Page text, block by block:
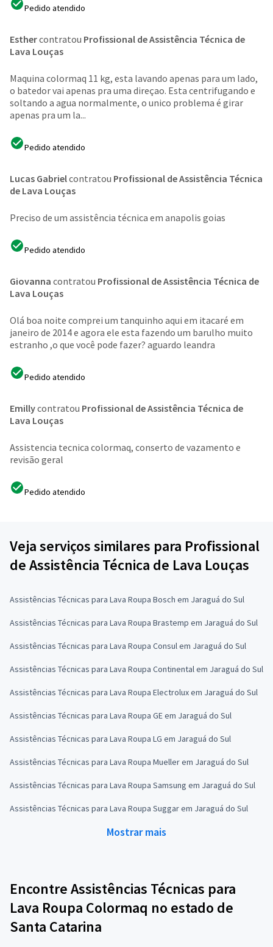
Pedido atendido
Esthercontratou Profissional de Assistência Técnica de
Lava Louças
Maquina colormaq 11 kg, esta lavando apenas para um lado,
o batedor vai apenas pra uma direçao. Esta centrifugando e
soltando a agua normalmente, o unico problema é girar
apenas pra um la...
Pedido atendido
Lucas Gabrielcontratou Profissional de Assistência Técnica
de Lava Louças
Preciso de um assistência técnica em anapolis goias
Pedido atendido
Giovanna contratou Profissional de Assistência Técnica de
Lava Louças
Olá boa noite comprei um tanquinho aqui em itacaré em
janeiro de 2014 e agora ele esta fazendo um barulho muito
estranho ,o que você pode fazer? aguardo leandra
Pedido atendido
Emillycontratou Profissional de Assistência Técnica de
Lava Louças
Assistencia tecnica colormaq, conserto de vazamento e
revisão geral
Pedido atendido
Veja serviços similares para Profissional
de Assistência Técnica de Lava Louças
Assistências Técnicas para Lava Roupa Bosch em Jaraguá do Sul
Assistências Técnicas para Lava Roupa Brastemp em Jaraguá do Sul
Assistências Técnicas para Lava Roupa Consul em Jaraguá do Sul
Assistências Técnicas para Lava Roupa Continental em Jaraguá do Sul
Assistências Técnicas para Lava Roupa Electrolux em Jaraguá do Sul
Assistências Técnicas para Lava Roupa GE em Jaraguá do Sul
Assistências Técnicas para Lava Roupa LG em Jaraguá do Sul
Assistências Técnicas para Lava Roupa Mueller em Jaraguá do Sul
Assistências Técnicas para Lava Roupa Samsung em Jaraguá do Sul
Assistências Técnicas para Lava Roupa Suggar em Jaraguá do Sul
Mostrar mais
Encontre Assistências Técnicas para
Lava Roupa Colormaq no estado de
Santa Catarina